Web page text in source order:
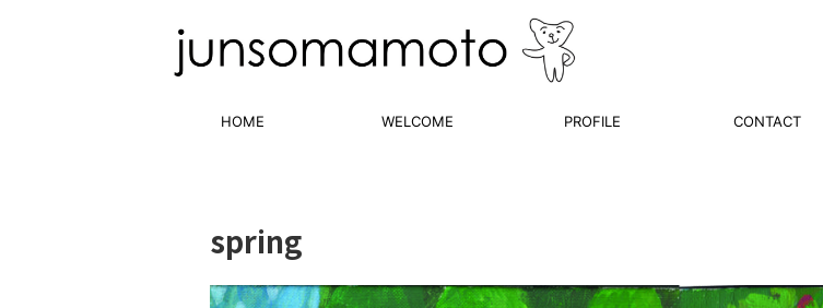
HOME WELCOME PROFILE CONTACT
spring